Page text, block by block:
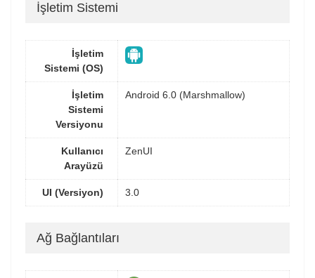
İşletim Sistemi
İşletim
Sistemi (OS)
İşletim
Sistemi
Versiyonu
Android 6.0 (Marshmallow)
Kullanıcı
Arayüzü
ZenUI
UI (Versiyon) 3.0
Ağ Bağlantıları